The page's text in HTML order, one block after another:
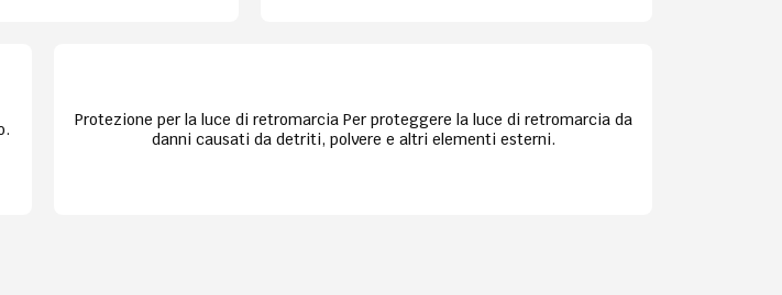
Protezione per la luce di retromarcia Per proteggere la luce di retromarcia da
danni causati da detriti, polvere e altri elementi esterni.